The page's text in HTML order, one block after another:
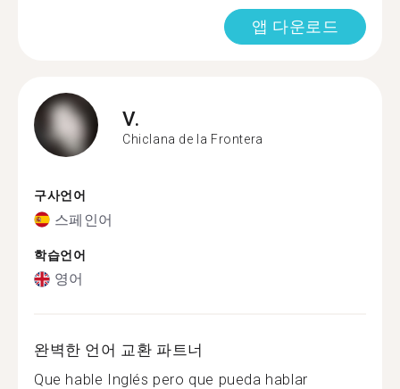
앱 다운로드
V.
Chiclana de la Frontera
구사언어
스페인어
학습언어
영어
완벽한 언어 교환 파트너
Que hable Inglés pero que pueda hablar